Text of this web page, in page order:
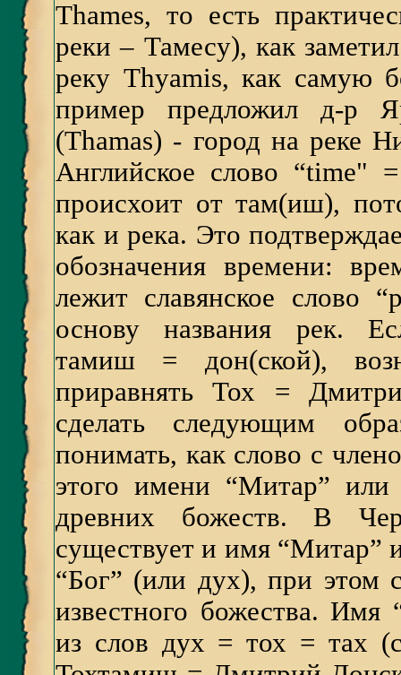
Thames, то есть
реки – Тамесу), как
реку Thyamis, как самую
пример предложил д-р
(Thamas) - город на реке
Английское слово
происхоит от там(иш),
как и река. Это
обозначения времени:
лежит славянское слово
основу названия рек.
тамиш = дон(ской),
приравнять Тох =
сделать следующим
понимать, как слово с
этого имени “Митар”
древних божеств. В
существует и имя “Митар”
“Бог” (или дух), при этом
известного божества. Имя
из слов дух = тох = тах